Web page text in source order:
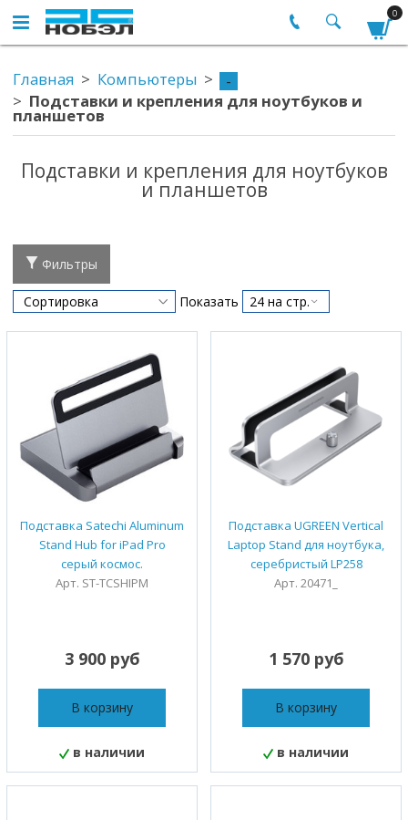
0
Главная Компьютеры
-
Подставки и крепления для ноутбуков и
планшетов
Подставки и крепления для ноутбуков
и планшетов
Фильтры
Показать
Подставка Satechi Aluminum
Stand Hub for iPad Pro
серый космос.
Арт. ST-TCSHIPM
3 900 руб
В корзину
в наличии
Подставка UGREEN Vertical
Laptop Stand для ноутбука,
серебристый LP258
Арт. 20471_
1 570 руб
В корзину
в наличии